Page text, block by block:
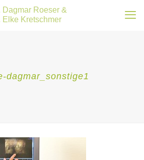
dagmar_sonstige1